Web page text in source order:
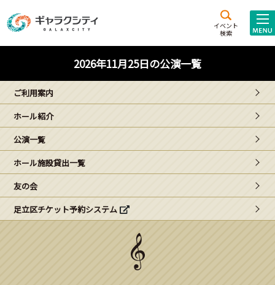
イベント
検索
施設案内
西新井
文化ホール
ギャラクシティとは
こどもみーてぃんぐ
Gがくえん
ブランドからのお知らせ
2026年11月25日の公演一覧
ご利用案内
ホール紹介
公演一覧
ホール施設貸出一覧
友の会
足立区チケット予約システム